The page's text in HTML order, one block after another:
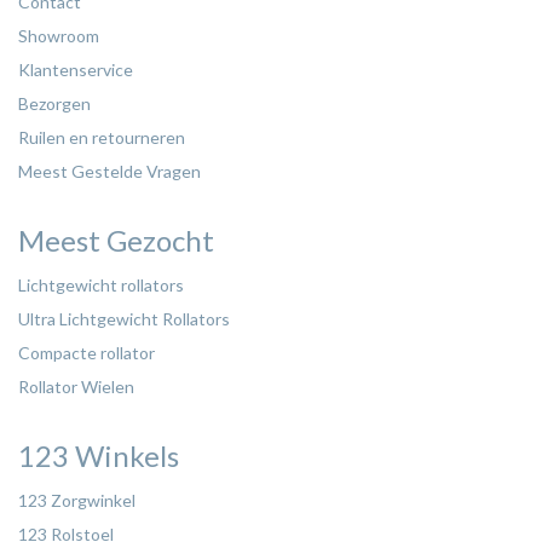
Showroom
Klantenservice
Bezorgen
Ruilen en retourneren
Meest Gestelde Vragen
Meest Gezocht
Lichtgewicht rollators
Ultra Lichtgewicht Rollators
Compacte rollator
Rollator Wielen
123 Winkels
123 Zorgwinkel
123 Rolstoel